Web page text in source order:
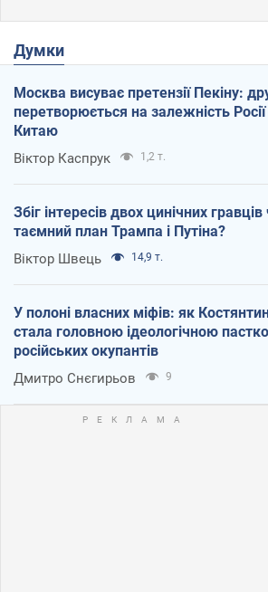
Думки
Москва висуває претензії Пекіну:
перетворюється на залежність Росії
Китаю
Віктор Каспрук 1,2 т.
Збіг інтересів двох цинічних гравців
таємний план Трампа і Путіна?
Віктор Швець 14,9 т.
У полоні власних міфів: як
стала головною ідеологічною
російських окупантів
Дмитро Снєгирьов 9